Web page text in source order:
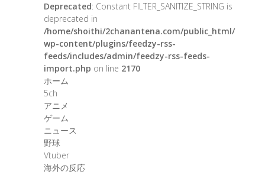
Deprecated: Constant FILTER_SANITIZE_STRING is
deprecated in
/home/shoithi/2chanantena.com/public_html/
wp-content/plugins/feedzy-rss-
feeds/includes/admin/feedzy-rss-feeds-
import.php on line 2170
ホーム
5ch
アニメ
ゲーム
ニュース
野球
Vtuber
海外の反応